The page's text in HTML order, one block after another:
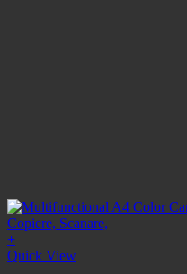
+
Quick View